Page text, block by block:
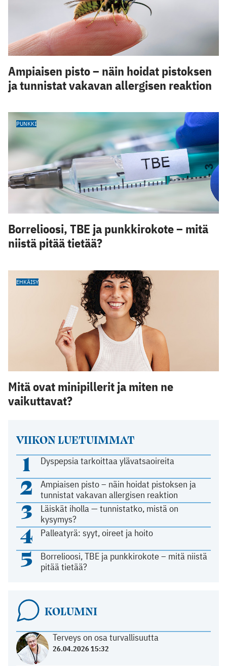
VIIKON LUETUIMMAT
1 Dyspepsia tarkoittaa ylävatsaoireita
2
Ampiaisen pisto – näin hoidat pistoksen ja
tunnistat vakavan allergisen reaktion
3
Läiskät iholla — tunnistatko, mistä on
kysymys?
4 Palleatyrä: syyt, oireet ja hoito
5
Borrelioosi, TBE ja punkkirokote – mitä niistä
pitää tietää?
KOLUMNI
Terveys on osa turvallisuutta
26.04.2026 15:32
Ampiaisen pisto – näin hoidat pistoksen
ja tunnistat vakavan allergisen reaktion
PUNKKI
Borrelioosi, TBE ja punkkirokote – mitä
niistä pitää tietää?
EHKÄISY
Mitä ovat minipillerit ja miten ne
vaikuttavat?